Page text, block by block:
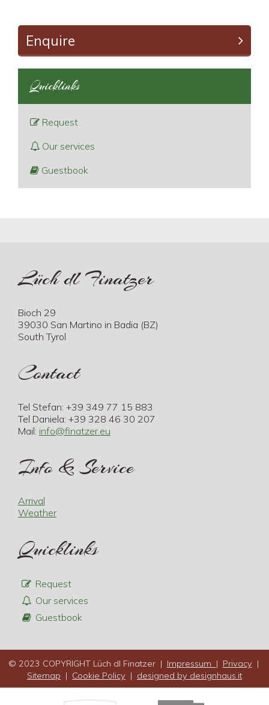
Enquire
Quicklinks
Request
Our services
Guestbook
Lüch dl Finatzer
Bioch 29
39030 San Martino in Badia (BZ)
South Tyrol
Contact
Tel Stefan: +39 349 77 15 883
Tel Daniela: +39 328 46 30 207
Mail: info@finatzer.eu
Info & Service
Arrival
Weather
Quicklinks
Request
Our services
Guestbook
© 2023 COPYRIGHT Lüch dl Finatzer | Impressum | Privacy |
Sitemap | Cookie Policy | designed by designhaus.it